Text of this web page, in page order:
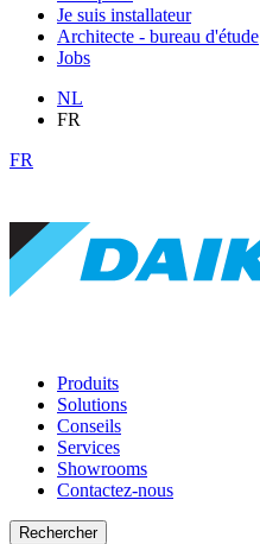
Je suis installateur
Architecte - bureau d'étude
Jobs
NL
FR
FR
Produits
Solutions
Conseils
Services
Showrooms
Contactez-nous
Rechercher